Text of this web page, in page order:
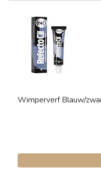
Wimperverf Blauw/